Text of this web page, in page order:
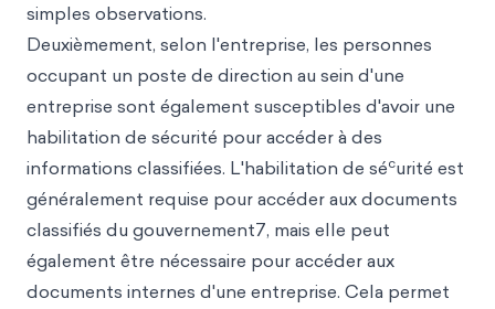
simples observations.
Deuxièmement, selon l'entreprise, les personnes
occupant un poste de direction au sein d'une
entreprise sont également susceptibles d'avoir une
habilitation de sécurité pour accéder à des
informations classifiées. L'habilitation de sécurité est
généralement requise pour accéder aux documents
classifiés du gouvernement7, mais elle peut
également être nécessaire pour accéder aux
documents internes d'une entreprise. Cela permet